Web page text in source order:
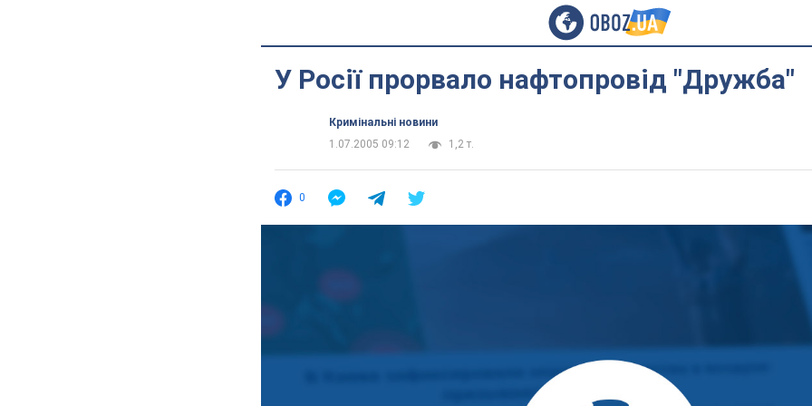
У Росії прорвало нафтопровід "Дружба"
Кримінальні новини
1.07.2005 09:12
1,2 т.
0